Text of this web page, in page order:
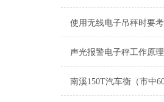
声光报警电子秤工作原理